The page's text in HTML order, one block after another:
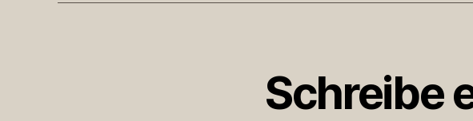
Schreibe